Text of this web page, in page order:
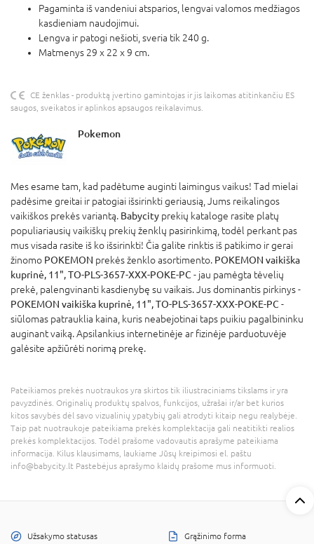
Pagaminta iš vandeniui atsparios, lengvai valomos medžiagos
kasdieniam naudojimui.
Lengva ir patogi nešioti, sveria tik 240 g.
Matmenys 29 x 22 x 9 cm.
CE ženklas - produktą įvertino gamintojas ir jis laikomas atitinkančiu ES
saugos, sveikatos ir aplinkos apsaugos reikalavimus.
Pokemon
Mes esame tam, kad padėtume auginti laimingus vaikus! Tad mielai
padėsime greitai ir patogiai išsirinkti geriausią, Jums reikalingos
vaikiškos prekės variantą. Babycity prekių kataloge rasite platų
populiariausių vaikiškų prekių ženklų pasirinkimą, todėl perkant pas
mus visada rasite iš ko išsirinkti! Čia galite rinktis iš patikimo ir gerai
žinomo POKEMON prekės ženklo asortimento. POKEMON vaikiška
kuprinė, 11", TO-PLS-3657-XXX-POKE-PC - jau pamėgta tėvelių
prekė, palengvinanti kasdienybę su vaikais. Jus dominantis pirkinys -
POKEMON vaikiška kuprinė, 11", TO-PLS-3657-XXX-POKE-PC -
siūlomas patrauklia kaina, kuris neabejotinai taps puikiu pagalbininku
auginant vaiką. Apsilankius internetinėje ar fizinėje parduotuvėje
galėsite apžiūrėti norimą prekę.
Pateikiamos prekės nuotraukos yra skirtos tik iliustraciniams tikslams ir yra
pavyzdinės. Originalių produktų spalvos, funkcijos, užrašai ir/ar bet kurios
kitos savybės dėl savo vizualinių ypatybių gali atrodyti kitaip negu realybėje.
Taip pat nuotraukoje pateikiama prekės komplektacija gali neatitikti realios
prekės komplektacijos. Todėl prašome vadovautis aprašyme pateikiama
informacija. Kilus klausimams, laukiame Jūsų kreipimosi el. paštu
info@babycity.lt Pastebėjus aprašymo klaidų prašome mus informuoti.
Užsakymo statusas Grąžinimo forma